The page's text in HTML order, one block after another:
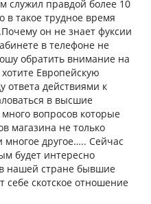
служил правдой более 10
в такое трудное время
он не знает фуксии
в телефоне не
обратить внимание на
Европейскую
ответа действиями к
в высшие
вопросов которые
магазина не только
многое другое….. Сейчас
будет интересно
нашей стране бывшие
скотское отношение